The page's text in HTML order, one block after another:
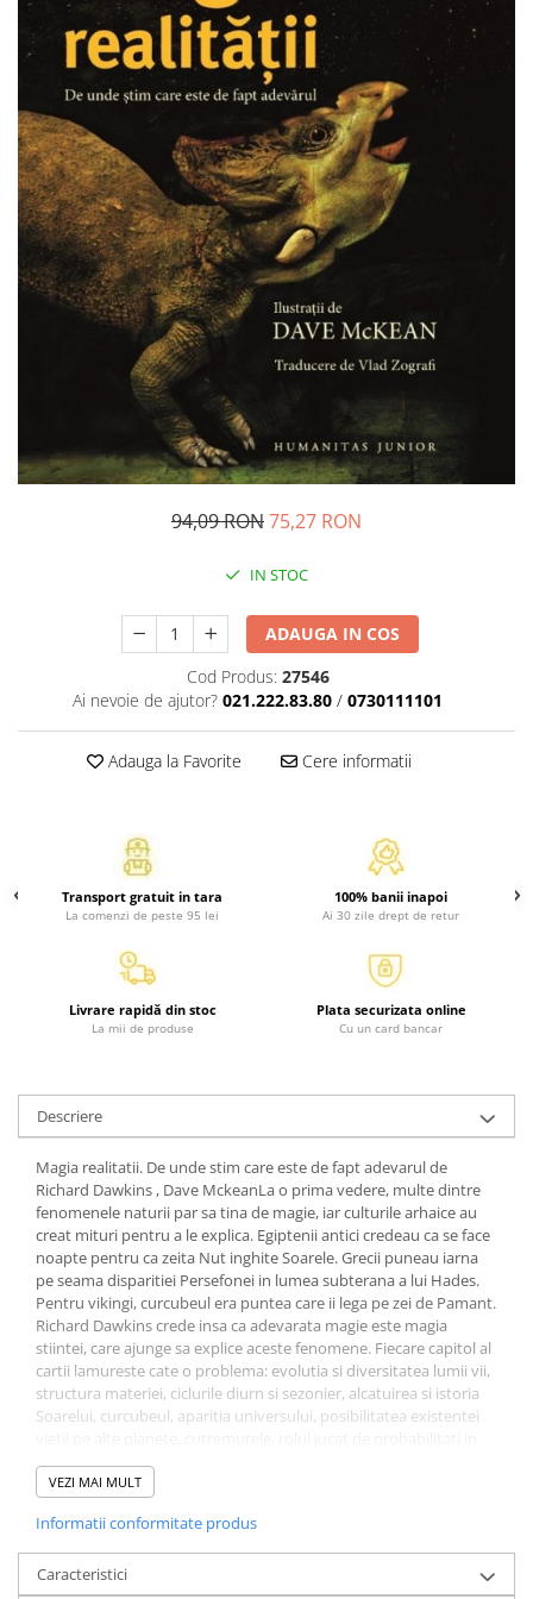
Resurse umane
Vanzari si marketing
Carte scolara
Atlase, dictionare si enciclopedii
Carte prescolara
Carte scolara
Dictionare de limba romana
Ghiduri de conversatie
Invatamant gimnazial
Invatamant primar
Invatarea limbilor straine
Povesti si povestiri
Carti in limba engleza
Carti pentru copii
Activitati si jocuri pentru copii
Carti de colorat
Grafice
Literatura si fictiune
Povesti pentru copii
Atlase, dictionare si enciclopedii
Dictionare de limba romana
Dictionare tematice
Diete si fitness
Diverse
Feng Shui
Medicina alternativa
Sa nu razi :((
Drept
Legislatie
Fictiune
Actiune si Aventura
Actiune,aventura
Crime, Thriller, Mistery
Fantasy
Istorica
Literatura de divertisment
94,09 RON75,27 RON
IN STOC
ADAUGA IN COS
Cod Produs: 27546
Ai nevoie de ajutor? 021.222.83.80 / 0730111101
Adauga la Favorite Cere informatii
Transport gratuit in tara
La comenzi de peste 95 lei
100% banii inapoi
Ai 30 zile drept de retur
Livrare rapidă din stoc
La mii de produse
Plata securizata online
Cu un card bancar
Descriere
Magia realitatii. De unde stim care este de fapt adevarul de
Richard Dawkins , Dave MckeanLa o prima vedere, multe dintre
fenomenele naturii par sa tina de magie, iar culturile arhaice au
creat mituri pentru a le explica. Egiptenii antici credeau ca se face
noapte pentru ca zeita Nut inghite Soarele. Grecii puneau iarna
pe seama disparitiei Persefonei in lumea subterana a lui Hades.
Pentru vikingi, curcubeul era puntea care ii lega pe zei de Pamant.
Richard Dawkins crede insa ca adevarata magie este magia
stiintei, care ajunge sa explice aceste fenomene. Fiecare capitol al
cartii lamureste cate o problema: evolutia si diversitatea lumii vii,
structura materiei, ciclurile diurn si sezonier, alcatuirea si istoria
Soarelui, curcubeul, aparitia universului, posibilitatea existentei
lumea noastra.
Insotita de desenele spectaculoase ale lui Dave McKean, Magia
stiintei.
VEZI MAI MULT
Informatii conformitate produs
Caracteristici